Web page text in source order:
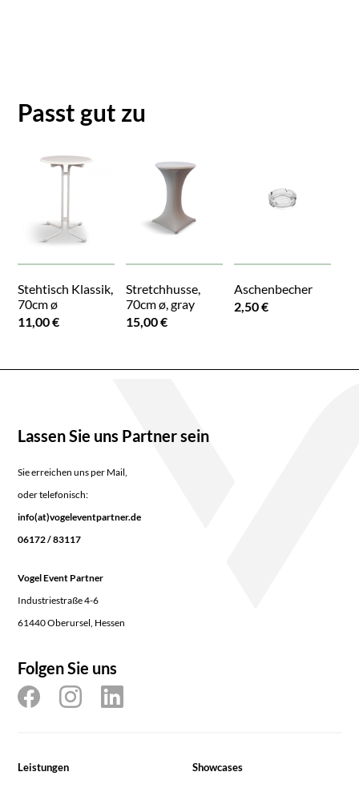
Passt gut zu
Stehtisch Klassik,
70cm ø
11,00 €
Stretchhusse,
70cm ø, gray
15,00 €
Aschenbecher
2,50 €
Lassen Sie uns Partner sein
Sie erreichen uns per Mail,
oder telefonisch:
info(at)vogeleventpartner.de
06172 / 83117
Vogel Event Partner
Industriestraße 4-6
61440 Oberursel, Hessen
Folgen Sie uns
Leistungen Showcases